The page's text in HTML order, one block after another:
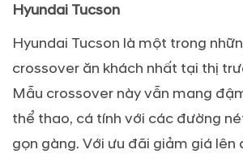
Hyundai Tucson
Hyundai Tucson là một trong
crossover ăn khách nhất tại thị
Mẫu crossover này vẫn mang
thể thao, cá tính với các đường
gọn gàng. Với ưu đãi giảm giá lên